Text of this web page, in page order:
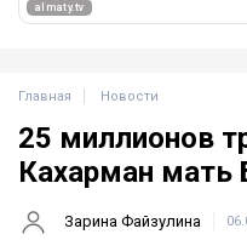
Главная Новости
25 миллионов
Кахарман мать
Зарина Файзулина